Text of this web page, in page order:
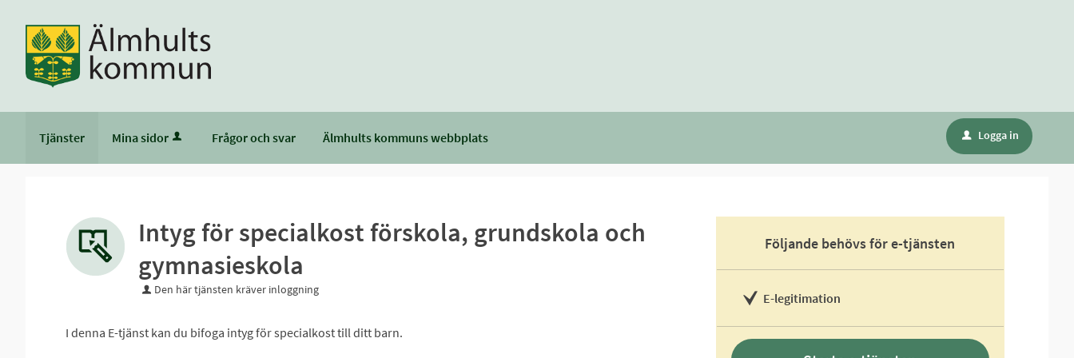
Tjänster Mina sidor Frågor och svar Älmhults kommuns webbplats u Logga in
Intyg för specialkost förskola, grundskola och
gymnasieskola
Den här tjänsten kräver inloggning
I denna E-tjänst kan du bifoga intyg för specialkost till ditt barn.
Följande behövs för e-tjänsten
E-legitimation